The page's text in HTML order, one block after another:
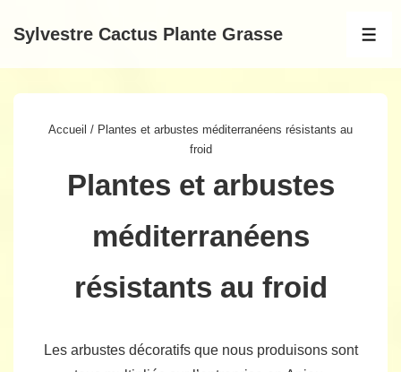
passer
Sylvestre Cactus Plante Grasse
Accueil / Plantes et arbustes méditerranéens résistants au
froid
Plantes et arbustes
méditerranéens
résistants au froid
Les arbustes décoratifs que nous produisons sont